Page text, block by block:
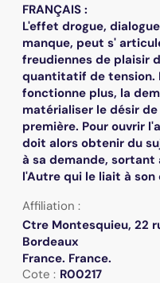
FRANÇAIS :
L'effet drogue,
manque, peut s'
freudiennes de plaisir
quantitatif de tension.
fonctionne plus, la
matérialiser le désir
première. Pour ouvrir
doit alors obtenir du
à sa demande, sortant
l'Autre qui le liait à son
Affiliation :
Ctre Montesquieu, 22
Bordeaux
France. France.
Cote : R00217